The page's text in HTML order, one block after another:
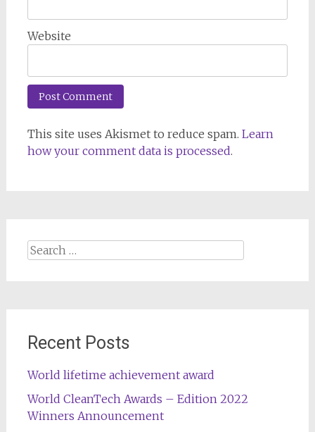
Website
This site uses Akismet to reduce spam. Learn
how your comment data is processed.
Search
Recent Posts
World lifetime achievement award
World CleanTech Awards – Edition 2022
Winners Announcement